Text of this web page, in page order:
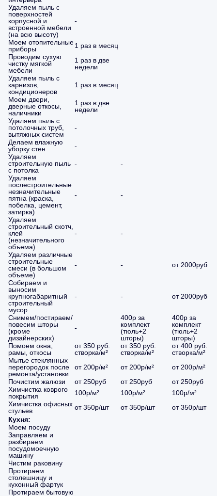
Удаляем пыль с
поверхностей
корпусной и
встроенной мебели
(на всю высоту)
-
Моем отопительные
приборы
1 раз в месяц
Проводим сухую
чистку мягкой
мебели
1 раз в две
недели
Удаляем пыль с
карнизов,
кондиционеров
1 раз в месяц
Моем двери,
дверные откосы,
наличники
1 раз в две
недели
Удаляем пыль с
потолочных труб,
вытяжных систем
-
Делаем влажную
уборку стен
-
Удаляем
строительную пыль
с потолка
-
-
Удаляем
послестроительные
незначительные
пятна (краска,
побелка, цемент,
затирка)
- -
Удаляем
строительный скотч,
клей
(незначительного
объема)
- -
Удаляем различные
строительные
смеси (в большом
объеме)
- - от 2000руб
Собираем и
выносим
крупногабаритный
строительный
мусор
- - от 2000руб
Снимем/постираем/
повесим шторы
(кроме
дизайнерских)
-
400р за
комплект
(тюль+2
шторы)
400р за
комплект
(тюль+2
шторы)
Помоем окна,
рамы, откосы
от 350 руб.
створка/м²
от 350 руб.
створка/м²
от 400 руб.
створка/м²
Мытье стеклянных
перегородок после
ремонта/установки
от 200р/м² от 200р/м²
от 200р/м²
Почистим жалюзи
от 250руб от 250руб
от 250руб
Химчистка коврого
покрытия
100р/м² 100р/м²
100р/м²
Химчистка офисных
стульев
от 350р/шт от 350р/шт
от 350р/шт
Кухня:
Моем посуду
Заправляем и
разбираем
посудомоечную
машину
Чистим раковину
Протираем
столешницу и
кухонный фартук
Протираем бытовую